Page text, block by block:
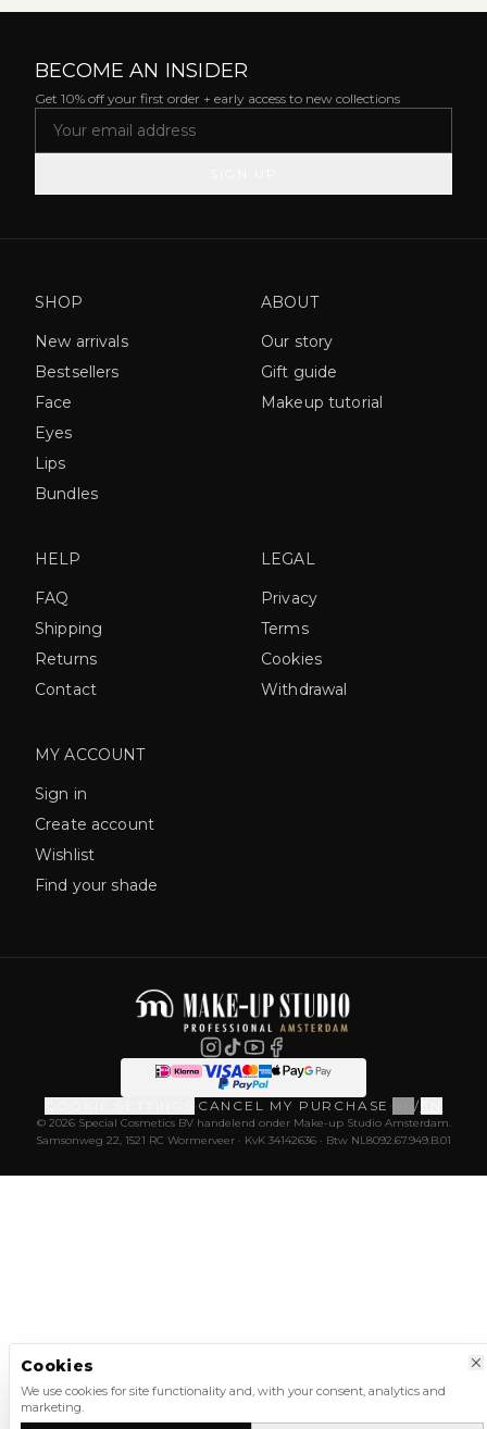
BECOME AN INSIDER
Get 10% off your first order + early access to new collections
SHOP
New arrivals
Bestsellers
Face
Eyes
Lips
Bundles
ABOUT
Our story
Gift guide
Makeup tutorial
HELP
FAQ
Shipping
Returns
Contact
LEGAL
Privacy
Terms
Cookies
Withdrawal
MY ACCOUNT
Sign in
Create account
Wishlist
Find your shade
·CANCEL MY PURCHASE · /
© 2026 Special Cosmetics BV handelend onder Make-up Studio Amsterdam.
Samsonweg 22, 1521 RC Wormerveer · KvK 34142636 · Btw NL8092.67.949.B.01
Cookies
We use cookies for site functionality and, with your consent, analytics and
marketing.